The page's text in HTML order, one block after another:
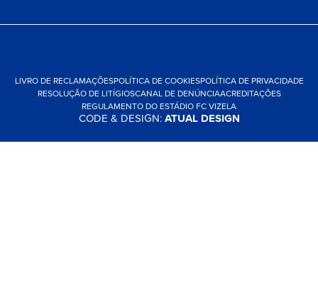
LIVRO DE RECLAMAÇÕESPOLÍTICA DE COOKIESPOLÍTICA DE PRIVACIDADE
RESOLUÇÃO DE LITÍGIOSCANAL DE DENÚNCIAACREDITAÇÕES
REGULAMENTO DO ESTÁDIO FC VIZELA
CODE & DESIGN:ATUAL DESIGN